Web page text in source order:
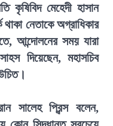
কৃষিবিদ মেহেদী হাসান
থাকা নেতাকে অগ্রাধিকার
আন্দোলনের সময় যারা
দিয়েছেন, মহাসচিব
সালেহ প্রিন্স বলেন,